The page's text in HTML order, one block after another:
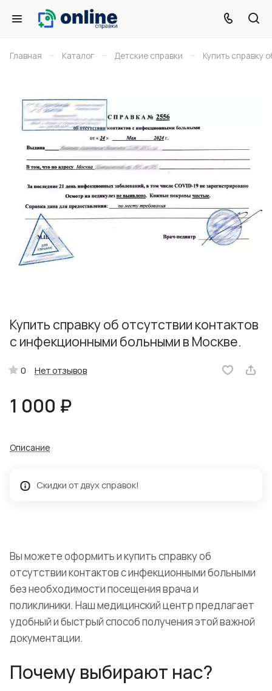
Главная – Каталог – Детские справки – Купить справку
Купить справку об отсутствии контактов
с инфекционными больными в Москве.
0 Нет отзывов
1 000 ₽
Описание
Скидки от двух справок!
Вы можете оформить и купить справку об
отсутствии контактов с инфекционными больными
без необходимости посещения врача и
поликлиники. Наш медицинский центр предлагает
удобный и быстрый способ получения этой важной
документации.
Почему выбирают нас?